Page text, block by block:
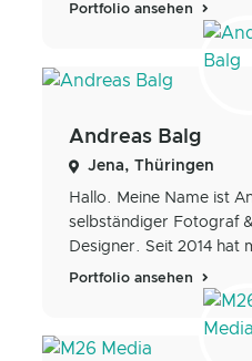
Portfolio ansehen
Andreas Balg
Jena, Thüringen
Hallo. Meine Name ist
selbständiger Fotograf
Designer. Seit 2014 hat
Portfolio ansehen